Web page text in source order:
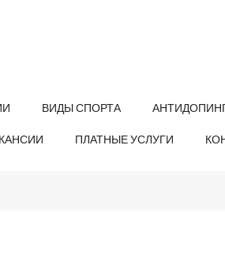
ВИДЫ СПОРТА
ПЛАТНЫЕ УСЛУГИ